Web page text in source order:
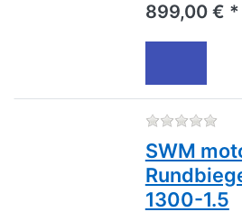
899,00 € *
Zu
SWM
1300-1.5